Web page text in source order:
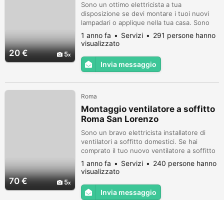
20 € 5
Sono un ottimo elettricista a tua
disposizione se devi montare i tuoi nuovi
lampadari o applique nella tua casa. Sono
specializzato in illuminazione di interni.
Questo è il mio lavoro e faccio solo questo.
ventilatori a soffitto sia radio che con filo.
Contattami tranquillamente con whatsapp
1 anno fa Servizi
291 persone hanno
visualizzato
Invia messaggio
70 € 5
Roma
Montaggio ventilatore a soffitto
Roma San Lorenzo
Sono un bravo elettricista installatore di
ventilatori a soffitto domestici. Se hai
comprato il tuo nuovo ventilatore a soffitto
e non te la senti di montarlo da solo, sappi
che io lo faccio da mestiere!!! Il mio onorario
riservato. Installatore di plafoniere con
ventilatore incorporato. Contattami
1 anno fa Servizi
240 persone hanno
visualizzato
Invia messaggio